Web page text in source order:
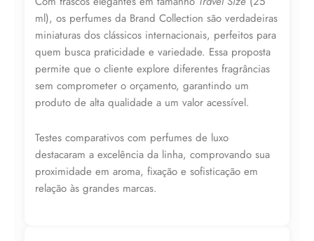
Revenda por
R$96,99
Compre por
R$55,28
6x de R$9,21sem juros
ml), os perfumes da Brand Collection são verdadeiras
miniaturas dos clássicos internacionais, perfeitos para
quem busca praticidade e variedade. Essa proposta
permite que o cliente explore diferentes fragrâncias
sem comprometer o orçamento, garantindo um
produto de alta qualidade a um valor acessível.
Testes comparativos com perfumes de luxo
destacaram a excelência da linha, comprovando sua
proximidade em aroma, fixação e sofisticação em
relação às grandes marcas.